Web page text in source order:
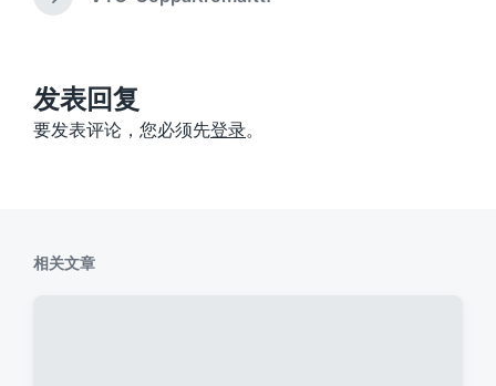
章
下
：
发表回复
要发表评论，您必须先登录。
相关文章